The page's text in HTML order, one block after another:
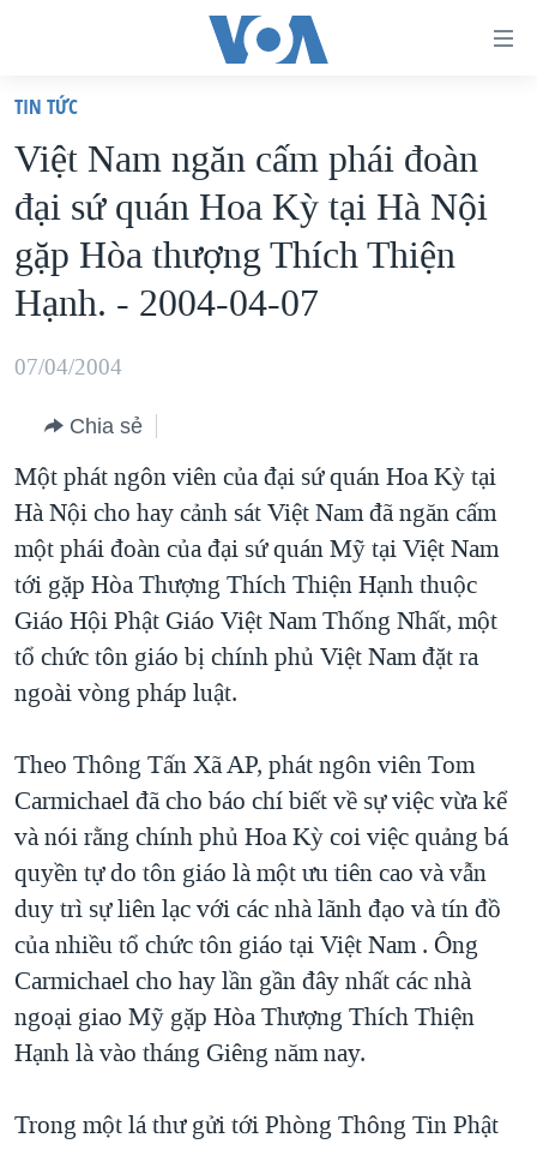
truy
cập
Tới
nội
dung
chính
Tới
hướng
chính
Đi
"Tìm"
VIỆT NAM
HOA KỲ
BIỂN ĐÔNG
THẾ GIỚI
MỤC
TỰ DO BÁO CHÍ
VẠCH TRẦN TIN GIẢ
NGƯỜI VIỆT HẢI NGOẠI
KINH TẾ
KHOA HỌC
VĂN HOÁ
THỂ THAO
GIÁO DỤC
CHUYÊN ĐỀ
CHIẾN TRANH THƯƠNG MẠI CỦA MỸ: QUÁ KHỨ VÀ HIỆN
TẠI
HÀNH TRÌNH BẦU CỬ 2024
MỘT NĂM CHIẾN TRANH TẠI DẢI GAZA
GIẢI MÃ VÀNH ĐAI & CON ĐƯỜNG
TRỊNH VĨNH BÌNH - NGƯỜI HẠ 'BÊN THẮNG CUỘC'
GROUND ZERO – XƯA VÀ NAY
CHI PHÍ CHIẾN TRANH AFGHANISTAN
CÁC GIÁ TRỊ CỘNG HÒA Ở VIỆT NAM
THƯỢNG ĐỈNH TRUMP-KIM TẠI VIỆT NAM
TRỊNH VĨNH BÌNH VS. CHÍNH PHỦ VIỆT NAM
NGƯ DÂN VIỆT VÀ LÀN SÓNG TRỘM HẢI SÂM
BÊN KIA QUỐC LỘ: TIẾNG VỌNG TỪ NÔNG THÔN MỸ
HỌC TIẾNG ANH
VIDEO
NGHE
MẠNG XÃ HỘI
Ngôn ngữ khác
TIN TỨC
Việt Nam ngăn cấm phái đoàn
đại sứ quán Hoa Kỳ tại Hà Nội
gặp Hòa thượng Thích Thiện
Hạnh. - 2004-04-07
07/04/2004
Chia sẻ
Một phát ngôn viên của đại sứ quán Hoa Kỳ tại
Hà Nội cho hay cảnh sát Việt Nam đã ngăn cấm
một phái đoàn của đại sứ quán Mỹ tại Việt Nam
tới gặp Hòa Thượng Thích Thiện Hạnh thuộc
Giáo Hội Phật Giáo Việt Nam Thống Nhất, một
tổ chức tôn giáo bị chính phủ Việt Nam đặt ra
ngoài vòng pháp luật.
Theo Thông Tấn Xã AP, phát ngôn viên Tom
Carmichael đã cho báo chí biết về sự việc vừa kể
và nói rằng chính phủ Hoa Kỳ coi việc quảng bá
quyền tự do tôn giáo là một ưu tiên cao và vẫn
duy trì sự liên lạc với các nhà lãnh đạo và tín đồ
của nhiều tổ chức tôn giáo tại Việt Nam . Ông
Carmichael cho hay lần gần đây nhất các nhà
ngoại giao Mỹ gặp Hòa Thượng Thích Thiện
Hạnh là vào tháng Giêng năm nay.
Trong một lá thư gửi tới Phòng Thông Tin Phật